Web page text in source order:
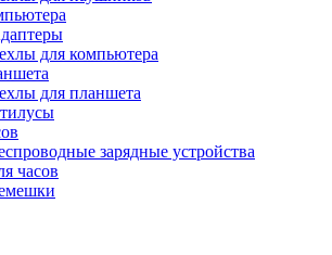
для компьютера
для планшета
зарядные устройства
часов